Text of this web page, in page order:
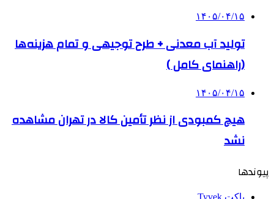
۱۴۰۵/۰۴/۱۵
تولید آب معدنی + طرح توجیهی و تمام هزینه‌ها
(راهنمای کامل )
۱۴۰۵/۰۴/۱۵
هیچ کمبودی از نظر تأمین کالا در تهران مشاهده
نشد
پیوندها
پاکت Tyvek